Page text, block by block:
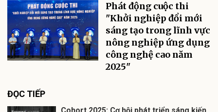
Phát động cuộc thi
"Khởi nghiệp đổi mới
sáng tạo trong lĩnh vực
nông nghiệp ứng dụng
công nghệ cao năm
2025"
ĐỌC TIẾP